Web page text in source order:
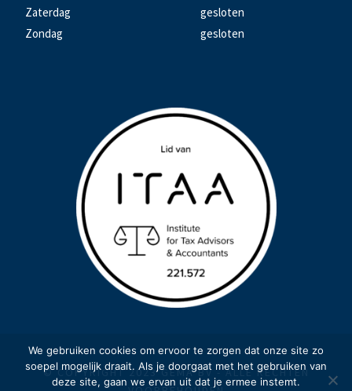
Zaterdag
gesloten
Zondag
gesloten
© COPYRIGHT 2023 GEMA BV - ALLE RECHTEN
We gebruiken cookies om ervoor te zorgen dat onze site zo
soepel mogelijk draait. Als je doorgaat met het gebruiken van
deze site, gaan we ervan uit dat je ermee instemt.